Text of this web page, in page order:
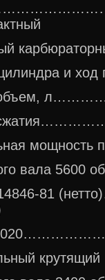
цилиндра и
объем,
мощность
вала 5600
14846-81
крутящий